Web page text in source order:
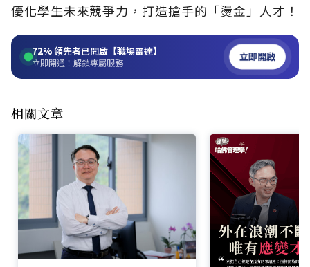
優化學生未來競爭力，打造搶手的「燙金」人才！
72%領先者已開啟【職場雷達】
立即開通！解鎖專屬服務 立即開啟
相關文章